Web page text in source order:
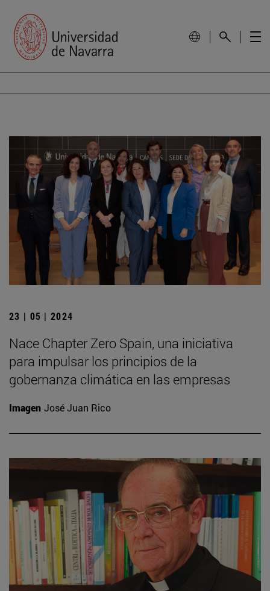
23 | 05 | 2024
Nace Chapter Zero Spain, una iniciativa
para impulsar los principios de la
gobernanza climática en las empresas
Imagen José Juan Rico